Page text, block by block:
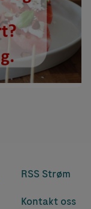
RSS Strøm
Kontakt oss